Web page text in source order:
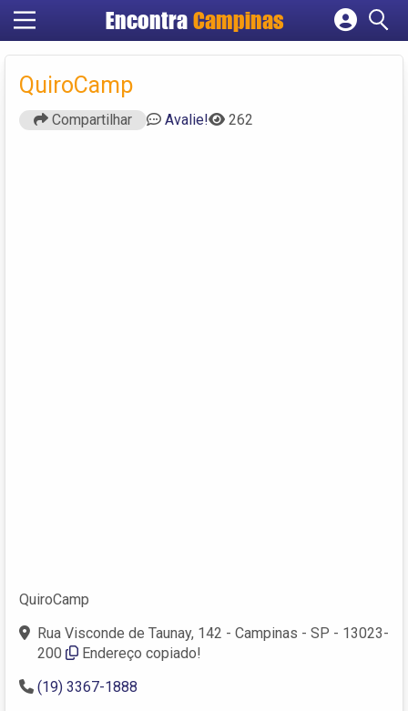
Encontra Campinas
Cadastrar empresa
QuiroCamp
Compartilhar Avalie! 262
QuiroCamp
Rua Visconde de Taunay, 142 - Campinas - SP - 13023-
200
Endereço copiado!
(19) 3367-1888